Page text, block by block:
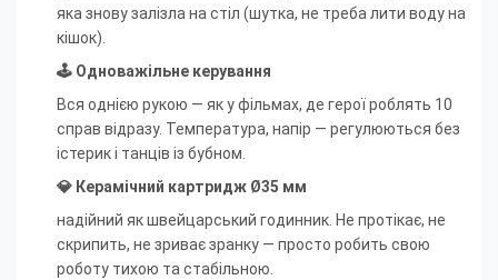
яка знову залізла на стіл (шутка, не треба лити воду на
кішок).
🕹 Одноважільне керування
Вся однією рукою — як у фільмах, де герої роблять 10
справ відразу. Температура, напір — регулюються без
істерик і танців із бубном.
💎 Керамічний картридж Ø35 мм
надійний як швейцарський годинник. Не протікає, не
скрипить, не зриває зранку — просто робить свою
роботу тихою та стабільною.